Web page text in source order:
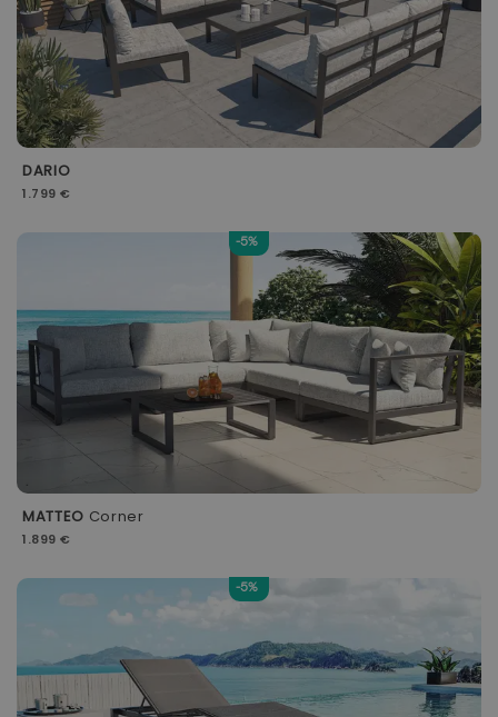
DARIO
1.799 €
-5%
MATTEO Corner
1.899 €
-5%